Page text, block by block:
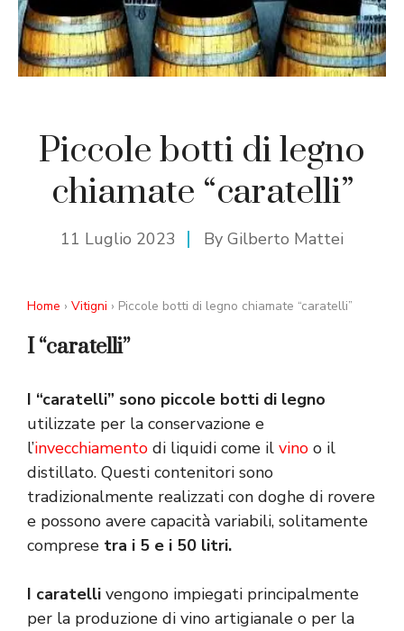
Piccole botti di legno
chiamate “caratelli”
11 Luglio 2023 By Gilberto Mattei
Home › Vitigni › Piccole botti di legno chiamate “caratelli”
I “caratelli”
I “caratelli” sono piccole botti di legno
utilizzate per la conservazione e
l’invecchiamento di liquidi come il vino o il
distillato. Questi contenitori sono
tradizionalmente realizzati con doghe di rovere
e possono avere capacità variabili, solitamente
comprese tra i 5 e i 50 litri.
I caratelli vengono impiegati principalmente
per la produzione di vino artigianale o per la